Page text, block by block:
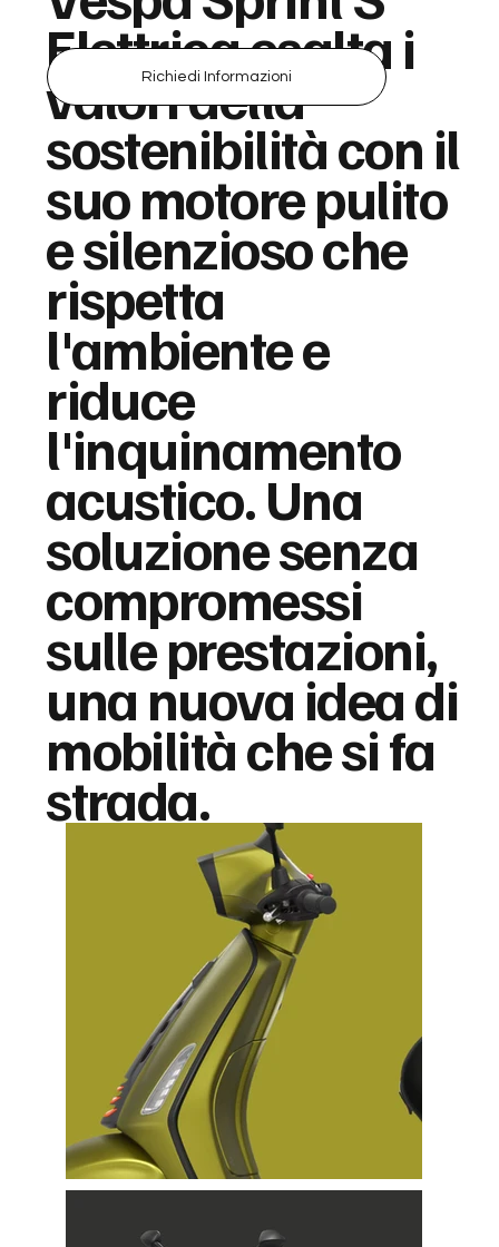
Elettrica esalta i
valori della
sostenibilità con il
suo motore pulito
e silenzioso che
rispetta
l'ambiente e
riduce
l'inquinamento
acustico. Una
soluzione senza
compromessi
sulle prestazioni,
una nuova idea di
mobilità che si fa
strada.
Richiedi Informazioni